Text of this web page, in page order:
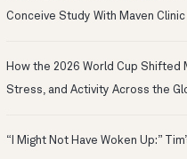
Conceive Study With Maven Clinic
How the 2026 World Cup Shifted
Stress, and Activity Across the
“I Might Not Have Woken Up:”